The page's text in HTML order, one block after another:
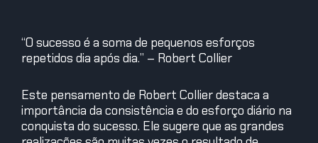
“O sucesso é a soma de pequenos esforços
repetidos dia após dia.” – Robert Collier
Este pensamento de Robert Collier destaca a
importância da consistência e do esforço diário na
conquista do sucesso. Ele sugere que as grandes